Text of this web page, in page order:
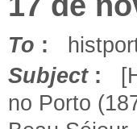
To :
Subject:
no Porto